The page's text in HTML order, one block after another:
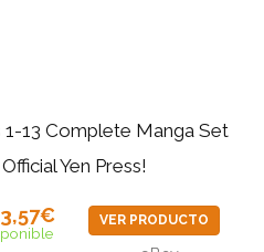
13 Complete Manga Set
Yen Press!
VER PRODUCTO